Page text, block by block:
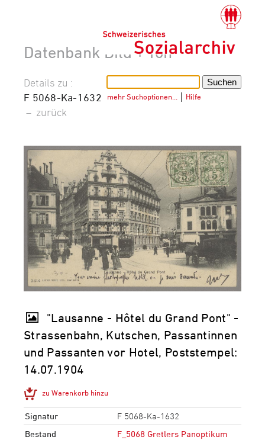
Datenbank Bild + Ton
mehr Suchoptionen… Hilfe
Details zu :
F 5068-Ka-1632
– zurück
"Lausanne - Hôtel du Grand Pont" -
Strassenbahn, Kutschen, Passantinnen
und Passanten vor Hotel, Poststempel:
14.07.1904
zu Warenkorb hinzu
Signatur
F 5068-Ka-1632
Bestand
F_5068 Gretlers Panoptikum